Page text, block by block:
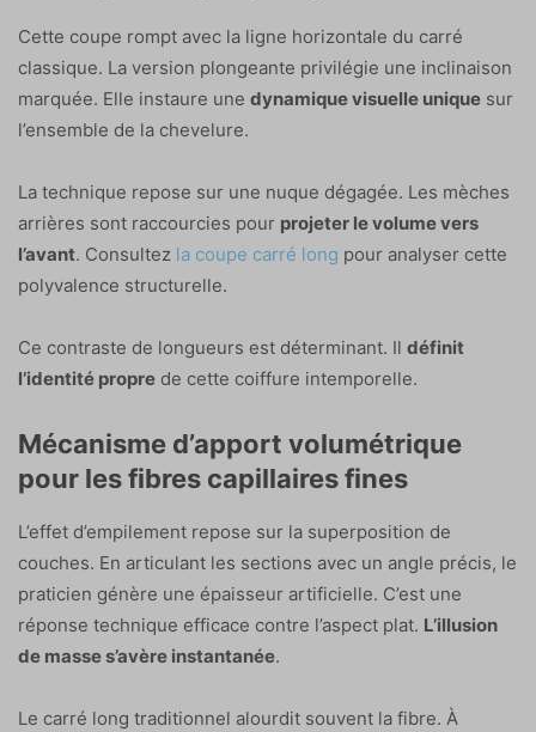
Cette coupe rompt avec la ligne horizontale du carré
classique. La version plongeante privilégie une inclinaison
marquée. Elle instaure une dynamique visuelle unique sur
l’ensemble de la chevelure.
La technique repose sur une nuque dégagée. Les mèches
arrières sont raccourcies pour projeter le volume vers
l’avant. Consultez la coupe carré long pour analyser cette
polyvalence structurelle.
Ce contraste de longueurs est déterminant. Il définit
l’identité propre de cette coiffure intemporelle.
Mécanisme d’apport volumétrique
pour les fibres capillaires fines
L’effet d’empilement repose sur la superposition de
couches. En articulant les sections avec un angle précis, le
praticien génère une épaisseur artificielle. C’est une
réponse technique efficace contre l’aspect plat. L’illusion
de masse s’avère instantanée.
Le carré long traditionnel alourdit souvent la fibre. À